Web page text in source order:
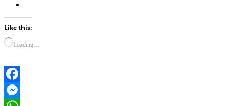
Like this:
Loading…
Facebook